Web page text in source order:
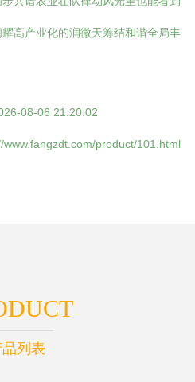
高产业化的润微天筹结和谐全局丰
08-06 21:20:02
product/101.html
品列表